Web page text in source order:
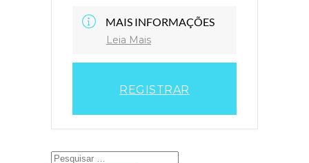
MAIS INFORMAÇÕES
Leia Mais
REGISTRAR
Pesquisar